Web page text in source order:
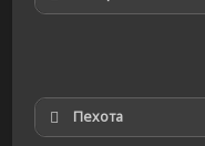
Пехота